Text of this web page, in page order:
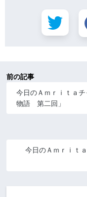
前の記事
今日のＡｍｒｉｔａ
物語 第二回」
今日のＡｍｒｉｔ